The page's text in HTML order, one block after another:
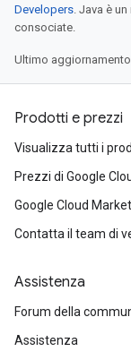
Developers. Java è
consociate.
Ultimo aggiornamento
Prodotti e prezzi
Visualizza tutti i
Prezzi di Google
Google Cloud
Contatta il team di
Assistenza
Forum della
Assistenza